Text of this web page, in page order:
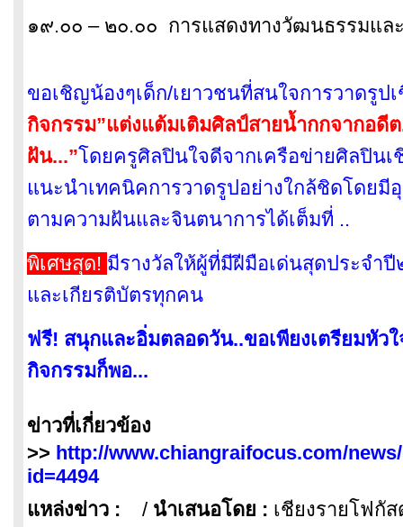
๑๙.๐๐ – ๒๐.๐๐ การแสดงทางวัฒนธรรมแล
ขอเชิญน้องๆเด็ก/เยาวชนที่สนใจการวาดรูป
กิจกรรม”แต่งแต้มเติมศิลป์สายน้ำกกจากอดี
ฝัน...”โดยครูศิลปินใจดีจากเครือข่ายศิลปินเ
แนะนำเทคนิคการวาดรูปอย่างใกล้ชิดโดยมี
ตามความฝันและจินตนาการได้เต็มที่ ..
พิเศษสุด! มีรางวัลให้ผู้ที่มีฝีมือเด่นสุดประจำ
และเกียรติบัตรทุกคน
ฟรี! สนุกและอิ่มตลอดวัน..ขอเพียงเตรียมหัวใ
กิจกรรมก็พอ...
ข่าวที่เกี่ยวข้อง
>> http://www.chiangraifocus.com/
id=4494
แหล่งข่าว :
/ นำเสนอโดย : เชียงรายโฟกั